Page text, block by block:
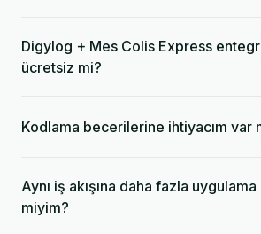
Digylog + Mes Colis Express
ücretsiz mi?
Kodlama becerilerine ihtiyacım var
Aynı iş akışına daha fazla
miyim?